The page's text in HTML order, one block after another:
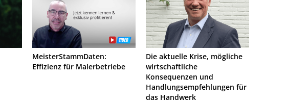
MeisterStammDaten:
Effizienz für Malerbetriebe
Die aktuelle Krise, mögliche
wirtschaftliche
Konsequenzen und
Handlungsempfehlungen für
das Handwerk